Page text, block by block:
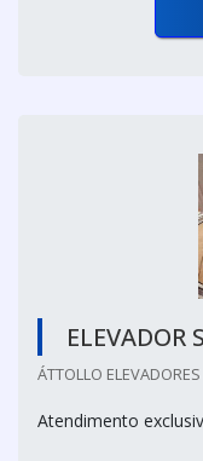
ELEVADOR
ÁTTOLLO
Atendimento